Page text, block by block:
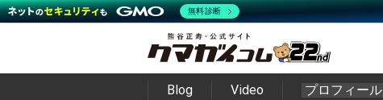
Blog Video プロフィール
無料診断